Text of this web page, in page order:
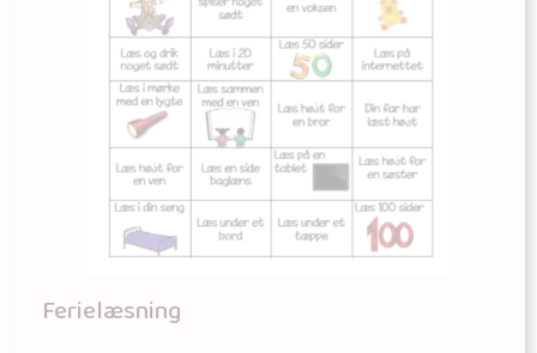
Ferielæsning